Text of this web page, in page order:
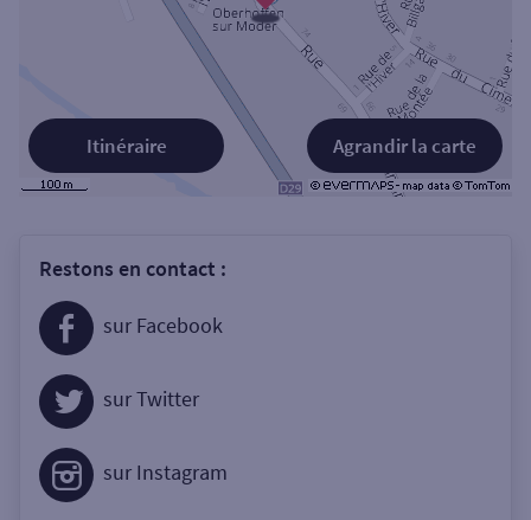
Agrandir la carte
Itinéraire
Restons en contact :
sur Facebook
sur Twitter
sur Instagram